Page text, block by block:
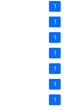
1
1
1
1
1
1
1